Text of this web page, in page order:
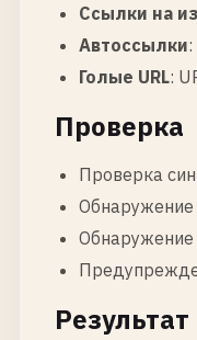
Ссылки на
Автоссылки:
Голые URL:
Проверка
Проверка
Обнаружение
Результат